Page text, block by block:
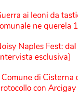
ai leoni da
ne querela
Naples Fest:
esclusiva]
Comune di Cisterna
con Arcigay